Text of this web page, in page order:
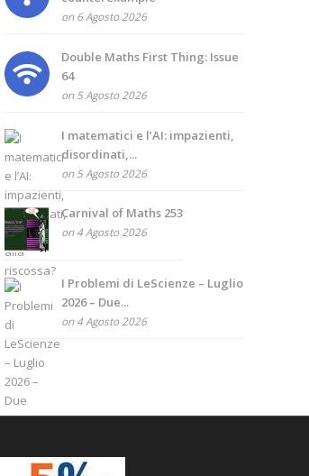
on 6 Agosto 2026
Double Maths First Thing: Issue
64
on 5 Agosto 2026
I matematici e l’AI: impazienti,
disordinati,...
on 5 Agosto 2026
Carnival of Maths 253
on 4 Agosto 2026
I Problemi di LeScienze – Luglio
2026 – Due...
on 4 Agosto 2026